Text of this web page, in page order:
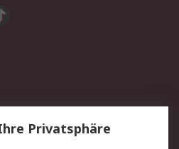
Lieferlösungen
Privatsphäre